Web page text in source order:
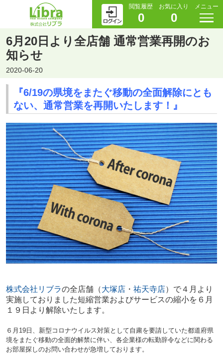
閲覧履歴
0
お気に入り
0
メニュー
6月20日より全店舗 通常営業再開のお
知らせ
2020-06-20
『6/19の県境をまたぐ移動の全面解除にとも
ない、通常営業を再開いたします！』
株式会社リブラの全店舗（大塚店・ 祐天寺店）で４月より
実施しておりました短縮営業およびサービスの縮小を６月
１９日より解除いたします。
６月19日、新型コロナウイルス対策として自粛を要請していた都道府県
境をまたぐ移動の全面的解禁に伴い、各企業様の転勤辞令などに関わる
お部屋探しのお問い合わせが急増しております。